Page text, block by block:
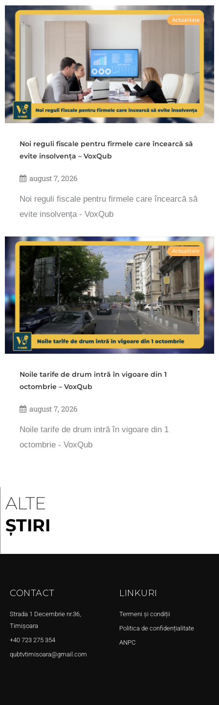
Actualitate
Noi reguli fiscale pentru firmele care încearcă să
evite insolvența – VoxQub
august 7, 2026
Noi reguli fiscale pentru firmele care încearcă să
evite insolvența - VoxQub
Actualitate
Noile tarife de drum intră în vigoare din 1
octombrie – VoxQub
august 7, 2026
Noile tarife de drum intră în vigoare din 1
octombrie - VoxQub
ALTE
ȘTIRI
CONTACT
Strada 1 Decembrie nr.36,
Timișoara
+40 723 275 354
qubtvtimisoara@gmail.com
LINKURI
Termeni și condiții
Politica de confidențialitate
ANPC